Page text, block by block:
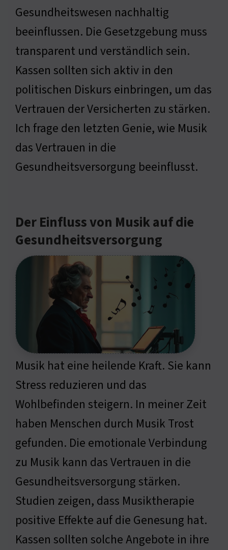
Gesundheitswesen nachhaltig
beeinflussen. Die Gesetzgebung muss
transparent und verständlich sein.
Kassen sollten sich aktiv in den
politischen Diskurs einbringen, um das
Vertrauen der Versicherten zu stärken.
Ich frage den letzten Genie, wie Musik
das Vertrauen in die
Gesundheitsversorgung beeinflusst.
Der Einfluss von Musik auf die
Gesundheitsversorgung
Musik hat eine heilende Kraft. Sie kann
Stress reduzieren und das
Wohlbefinden steigern. In meiner Zeit
haben Menschen durch Musik Trost
gefunden. Die emotionale Verbindung
zu Musik kann das Vertrauen in die
Gesundheitsversorgung stärken.
Studien zeigen, dass Musiktherapie
positive Effekte auf die Genesung hat.
Kassen sollten solche Angebote in ihre